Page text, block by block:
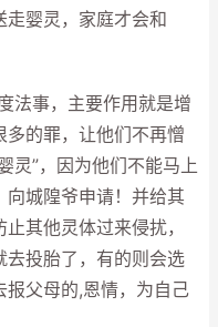
走婴灵，家庭才会和
事，主要作用就是增
的罪，让他们不再憎
灵”，因为他们不能马上
城隍爷申请！并给其
其他灵体过来侵扰，
去投胎了，有的则会选
父母的,恩情，为自己